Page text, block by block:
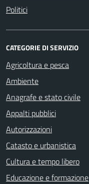
Politici
CATEGORIE DI SERVIZIO
Agricoltura e pesca
Ambiente
Anagrafe e stato civile
Appalti pubblici
Autorizzazioni
Catasto e urbanistica
Cultura e tempo libero
Educazione e formazione